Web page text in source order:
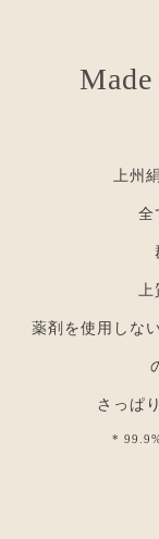
Made
上州
全
薬剤を使用しな
さっぱ
*